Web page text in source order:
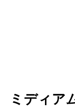
ミディア